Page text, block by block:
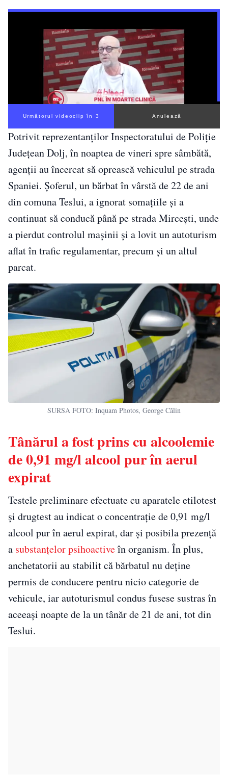
Următorul videoclip în 2 Anulează
Potrivit reprezentanților Inspectoratului de Poliție
Județean Dolj, în noaptea de vineri spre sâmbătă,
agenții au încercat să oprească vehiculul pe strada
Spaniei. Șoferul, un bărbat în vârstă de 22 de ani
din comuna Teslui, a ignorat somațiile și a
continuat să conducă până pe strada Mircești, unde
a pierdut controlul mașinii și a lovit un autoturism
aflat în trafic regulamentar, precum și un altul
parcat.
SURSA FOTO: Inquam Photos, George Călin
Tânărul a fost prins cu alcoolemie
de 0,91 mg/l alcool pur în aerul
expirat
Testele preliminare efectuate cu aparatele etilotest
și drugtest au indicat o concentrație de 0,91 mg/l
alcool pur în aerul expirat, dar și posibila prezență
a substanțelor psihoactiveîn organism. În plus,
anchetatorii au stabilit că bărbatul nu deține
permis de conducere pentru nicio categorie de
vehicule, iar autoturismul condus fusese sustras în
aceeași noapte de la un tânăr de 21 de ani, tot din
Teslui.